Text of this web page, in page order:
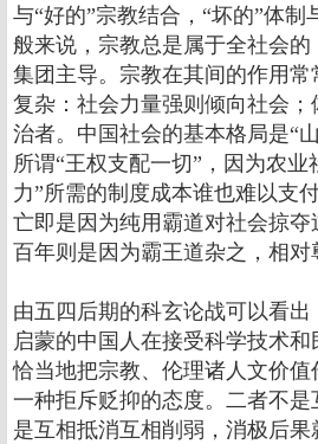
与“好的”宗教结合，“坏的”体制
般来说，宗教总是属于全社会
集团主导。宗教在其间的作用
复杂：社会力量强则倾向社会
治者。中国社会的基本格局是“
所谓“王权支配一切”，因为农业
力”所需的制度成本谁也难以
亡即是因为纯用霸道对社会掠
百年则是因为霸王道杂之，相对
由五四后期的科玄论战可以看
启蒙的中国人在接受科学技术
恰当地把宗教、伦理诸人文价
一种拒斥贬抑的态度。二者不
是互相抵消互相削弱，消极后